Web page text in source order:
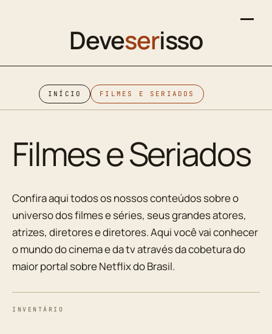
Deveserisso
INÍCIO FILMES E SERIADOS
Filmes e Seriados
Confira aqui todos os nossos conteúdos sobre o
universo dos filmes e séries, seus grandes atores,
atrizes, diretores e diretores. Aqui você vai conhecer
o mundo do cinema e da tv através da cobetura do
maior portal sobre Netflix do Brasil.
INVENTÁRIO